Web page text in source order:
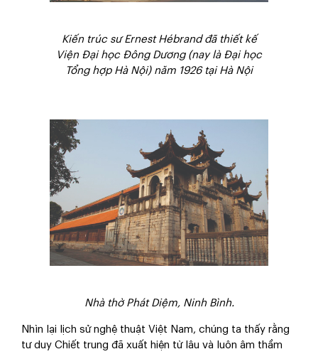
Kiến trúc sư Ernest Hébrand đã thiết kế
Viện Đại học Đông Dương (nay là Đại học
Tổng hợp Hà Nội) năm 1926 tại Hà Nội
Nhà thờ Phát Diệm, Ninh Bình.
Nhìn lại lịch sử nghệ thuật Việt Nam, chúng ta thấy rằng
tư duy Chiết trung đã xuất hiện từ lâu và luôn âm thầm